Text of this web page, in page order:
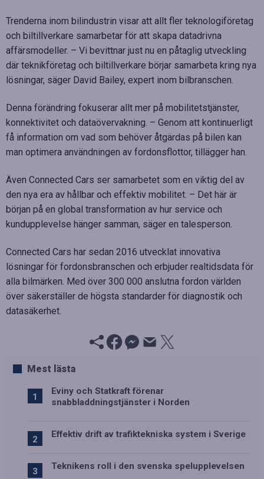
Trenderna inom bilindustrin visar att allt fler teknologiföretag
och biltillverkare samarbetar för att skapa datadrivna
affärsmodeller. – Vi bevittnar just nu en påtaglig utveckling
där teknikföretag och biltillverkare börjar samarbeta kring nya
lösningar, säger David Bailey, expert inom bilbranschen.
Denna förändring fokuserar allt mer på mobilitetstjänster,
konnektivitet och dataövervakning. – Genom att kontinuerligt
få information om vad som behöver åtgärdas på bilen kan
man optimera användningen av fordonsflottor, tillägger han.
Även Connected Cars ser samarbetet som en viktig del av
den nya era av hållbar och effektiv mobilitet. – Det här är
början på en global transformation av hur service och
kundupplevelse hänger samman, säger en talesperson.
Connected Cars har sedan 2016 utvecklat innovativa
lösningar för fordonsbranschen och erbjuder realtidsdata för
alla bilmärken. Med över 300 000 anslutna fordon världen
över säkerställer de högsta standarder för diagnostik och
datasäkerhet.
Mest lästa
Eviny och Statkraft förenar
snabbladdningstjänster i Norden
Effektiv drift av trafiktekniska system i Sverige
Teknikens roll i den svenska spelupplevelsen